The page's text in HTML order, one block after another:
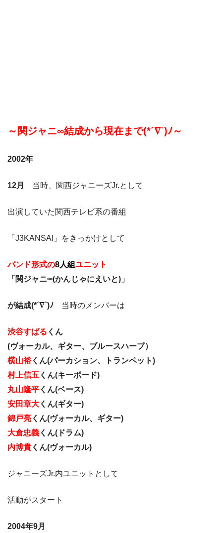
～関ジャニ∞結成から現在まで(*´∇`)ﾉ～
2002年
12月 当時、関西ジャニーズJr.として
出演していた関西テレビ系の番組
「J3KANSAI」をきっかけとして
バンド形式の8人組ユニット
「関ジャニ∞(かんじゃにえいと)」
が結成(*´∇`)ﾉ 当時のメンバーは
渋谷すばる くん
(ヴォーカル、ギター、ブルースハープ）
横山裕くん(パーカション、トランペット)
村上信五 くん(キーボード)
丸山隆平 くん(ベース)
安田章大 くん(ギター)
錦戸亮 くん(ヴォーカル、ギター)
大倉忠義 くん(ドラム)
内博貴 くん(ヴォーカル)
ジャニーズJr.内ユニットとして
活動がスタート
2004年9月